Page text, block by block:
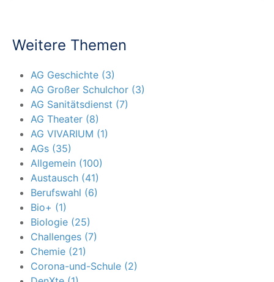
Weitere Themen
AG Geschichte (3)
AG Großer Schulchor (3)
AG Sanitätsdienst (7)
AG Theater (8)
AG VIVARIUM (1)
AGs (35)
Allgemein (100)
Austausch (41)
Berufswahl (6)
Bio+ (1)
Biologie (25)
Challenges (7)
Chemie (21)
Corona-und-Schule (2)